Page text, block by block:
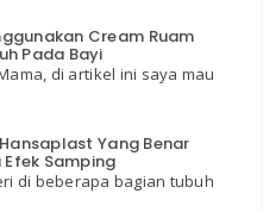
Cream Ruam
Pada Bayi
di artikel ini saya mau
Yang Benar
Samping
di beberapa bagian tubuh